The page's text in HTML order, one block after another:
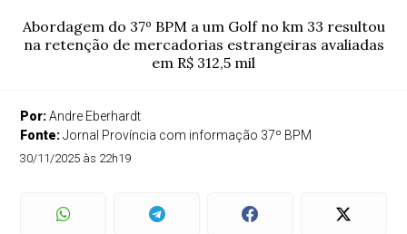
Abordagem do 37º BPM a um Golf no km 33 resultou
na retenção de mercadorias estrangeiras avaliadas
em R$ 312,5 mil
Por:Andre Eberhardt
Fonte:Jornal Província com informação 37º BPM
30/11/2025 às 22h19